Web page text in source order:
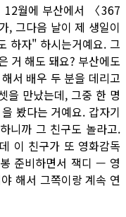
12월에 부산에서 〈367
, 그다음 날이 제 생일이
하자" 하시는거예요. 그
거 해도 돼요? 부산에도
서 배우 두 분을 데리고
을 만났는데, 그중 한 명
봤다는 거예요. 갑자기
니까 그 친구도 놀라고.
이 친구가 또 영화감독
준비하면서 잭디 — 영
해서 그쪽이랑 계속 연